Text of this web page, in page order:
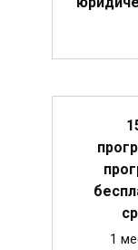
1